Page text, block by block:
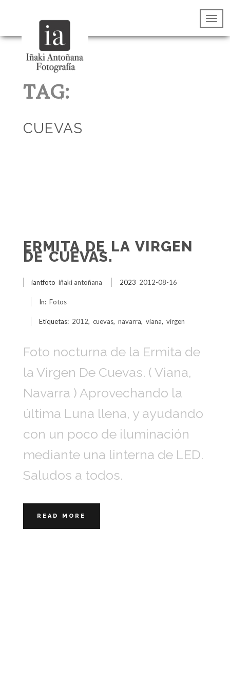
TAG:
CUEVAS
ERMITA DE LA VIRGEN
DE CUEVAS.
iantfoto iñaki antoñana 2023 2012-08-16
In: Fotos
Etiquetas: 2012, cuevas, navarra, viana, virgen
Foto nocturna de la Ermita de
la Virgen De Cuevas. ( Viana,
Navarra ) Aprovechando la
última Luna llena, y ayudando
con un poco de iluminación
mediante una linterna de LED.
Saludos a todos.
READ MORE